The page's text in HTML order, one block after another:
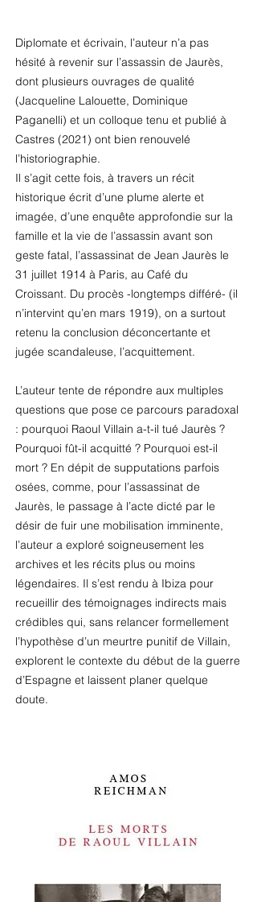
​Diplomate et écrivain, l’auteur n’a pas
hésité à revenir sur l’assassin de Jaurès,
dont plusieurs ouvrages de qualité
(Jacqueline Lalouette, Dominique
Paganelli) et un colloque tenu et publié à
Castres (2021) ont bien renouvelé
l’historiographie.
Il s’agit cette fois, à travers un récit
historique écrit d’une plume alerte et
imagée, d’une enquête approfondie sur la
famille et la vie de l’assassin avant son
geste fatal, l’assassinat de Jean Jaurès le
31 juillet 1914 à Paris, au Café du
Croissant. Du procès -longtemps différé- (il
n’intervint qu’en mars 1919), on a surtout
retenu la conclusion déconcertante et
jugée scandaleuse, l’acquittement.
L’auteur tente de répondre aux multiples
questions que pose ce parcours paradoxal
: pourquoi Raoul Villain a-t-il tué Jaurès ?
Pourquoi fût-il acquitté ? Pourquoi est-il
mort ? En dépit de supputations parfois
osées, comme, pour l’assassinat de
Jaurès, le passage à l’acte dicté par le
désir de fuir une mobilisation imminente,
l’auteur a exploré soigneusement les
archives et les récits plus ou moins
légendaires. Il s’est rendu à Ibiza pour
recueillir des témoignages indirects mais
crédibles qui, sans relancer formellement
l’hypothèse d’un meurtre punitif de Villain,
explorent le contexte du début de la guerre
d’Espagne et laissent planer quelque
doute.